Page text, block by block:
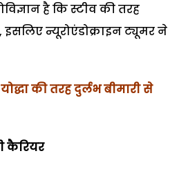
है कि स्टीव की तरह
न्यूरोएंडोक्राइन ट्यूमर ने
की तरह दुर्लभ बीमारी से
कैरियर